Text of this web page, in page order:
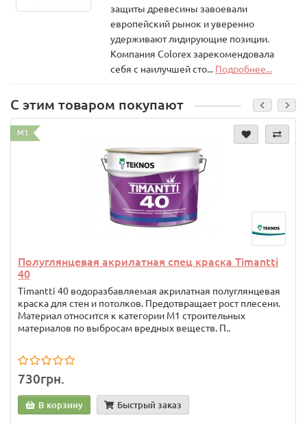
защиты древесины завоевали
европейский рынок и уверенно
удерживают лидирующие позиции.
Компания Colorex зарекомендовала
себя с наилучшей сто... Подробнее...
С этим товаром покупают
M1
Полуглянцевая акрилатная спец краска Timantti
40
Timantti 40 водоразбавляемая акрилатная полуглянцевая
краска для стен и потолков. Предотвращает рост плесени.
Материал относится к категории M1 строительных
материалов по выбросам вредных веществ. П..
730грн.
В корзину Быстрый заказ